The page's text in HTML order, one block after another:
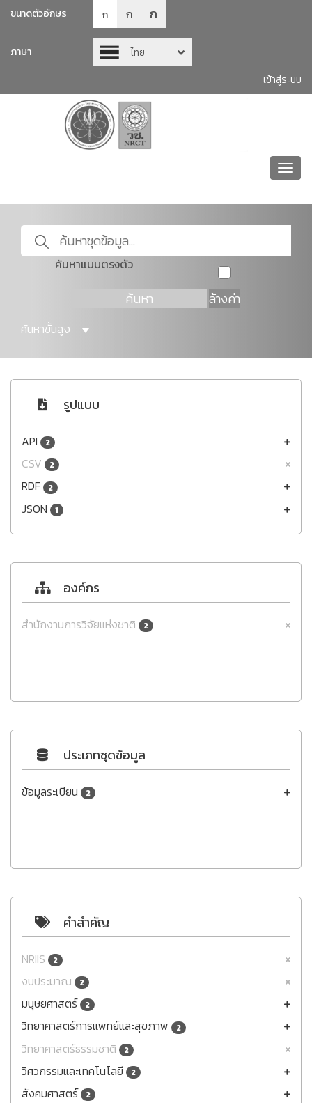
ขนาดตัวอักษร ก ก ก
ภาษา
ไทย
เข้าสู่ระบบ
ค้นหาแบบตรงตัว
ค้นหา ล้างค่า
ค้นหาขั้นสูง
รูปแบบ
API 2
CSV 2
RDF 2
JSON 1
องค์กร
สำนักงานการวิจัยแห่งชาติ 2
ประเภทชุดข้อมูล
ข้อมูลระเบียน 2
คำสำคัญ
NRIIS 2
งบประมาณ 2
มนุษยศาสตร์ 2
วิทยาศาสตร์การแพทย์และสุขภาพ 2
วิทยาศาสตร์ธรรมชาติ 2
วิศวกรรมและเทคโนโลยี 2
สังคมศาสตร์ 2